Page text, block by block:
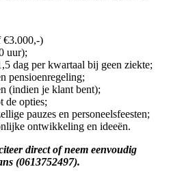
€3.000,-)
uur);
dag per kwartaal bij geen ziekte;
pensioenregeling;
(indien je klant bent);
de opties;
pauzes en personeelsfeesten;
ontwikkeling en ideeën.
direct of neem eenvoudig
(0613752497).